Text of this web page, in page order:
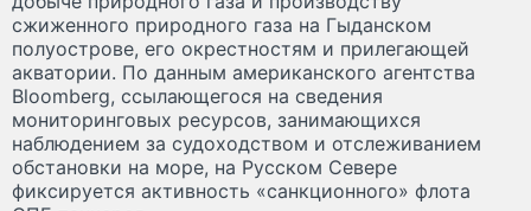
сжиженного природного газа на Гыданском
полуострове, его окрестностям и прилегающей
акватории. По данным американского агентства
Bloomberg, ссылающегося на сведения
мониторинговых ресурсов, занимающихся
наблюдением за судоходством и отслеживанием
обстановки на море, на Русском Севере
фиксируется активность «санкционного» флота